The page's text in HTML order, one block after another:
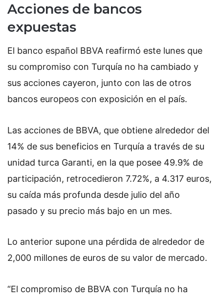
Acciones de bancos
expuestas
El banco español BBVA reafirmó este lunes que
su compromiso con Turquía no ha cambiado y
sus acciones cayeron, junto con las de otros
bancos europeos con exposición en el país.
Las acciones de BBVA, que obtiene alrededor del
14% de sus beneficios en Turquía a través de su
unidad turca Garanti, en la que posee 49.9% de
participación, retrocedieron 7.72%, a 4.317 euros,
su caída más profunda desde julio del año
pasado y su precio más bajo en un mes.
Lo anterior supone una pérdida de alrededor de
2,000 millones de euros de su valor de mercado.
“El compromiso de BBVA con Turquía no ha